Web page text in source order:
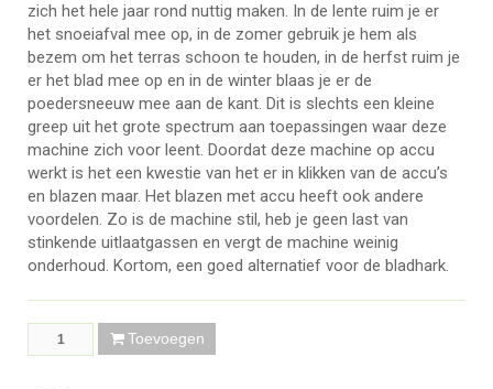
zich het hele jaar rond nuttig maken. In de lente ruim je er
het snoeiafval mee op, in de zomer gebruik je hem als
bezem om het terras schoon te houden, in de herfst ruim je
er het blad mee op en in de winter blaas je er de
poedersneeuw mee aan de kant. Dit is slechts een kleine
greep uit het grote spectrum aan toepassingen waar deze
machine zich voor leent. Doordat deze machine op accu
werkt is het een kwestie van het er in klikken van de accu’s
en blazen maar. Het blazen met accu heeft ook andere
voordelen. Zo is de machine stil, heb je geen last van
stinkende uitlaatgassen en vergt de machine weinig
onderhoud. Kortom, een goed alternatief voor de bladhark.
Toevoegen